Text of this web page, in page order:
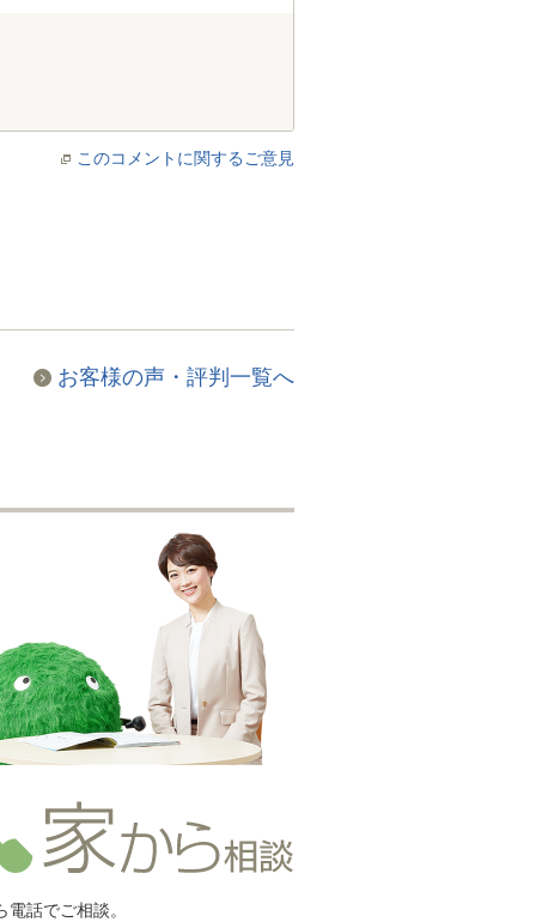
このコメントに関するご意見
お客様の声・評判一覧へ
電話でご相談。